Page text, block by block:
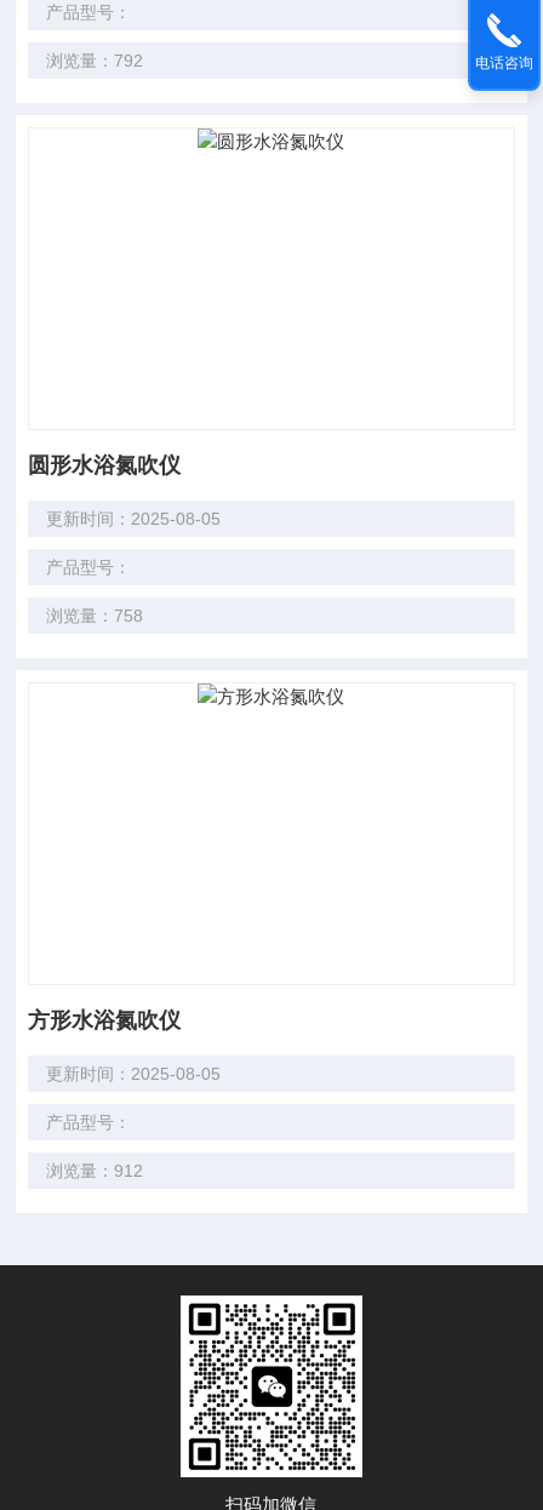
产品型号：
浏览量：792
圆形水浴氮吹仪
更新时间：2025-08-05
产品型号：
浏览量：758
方形水浴氮吹仪
更新时间：2025-08-05
产品型号：
浏览量：912
扫码加微信
电话咨询